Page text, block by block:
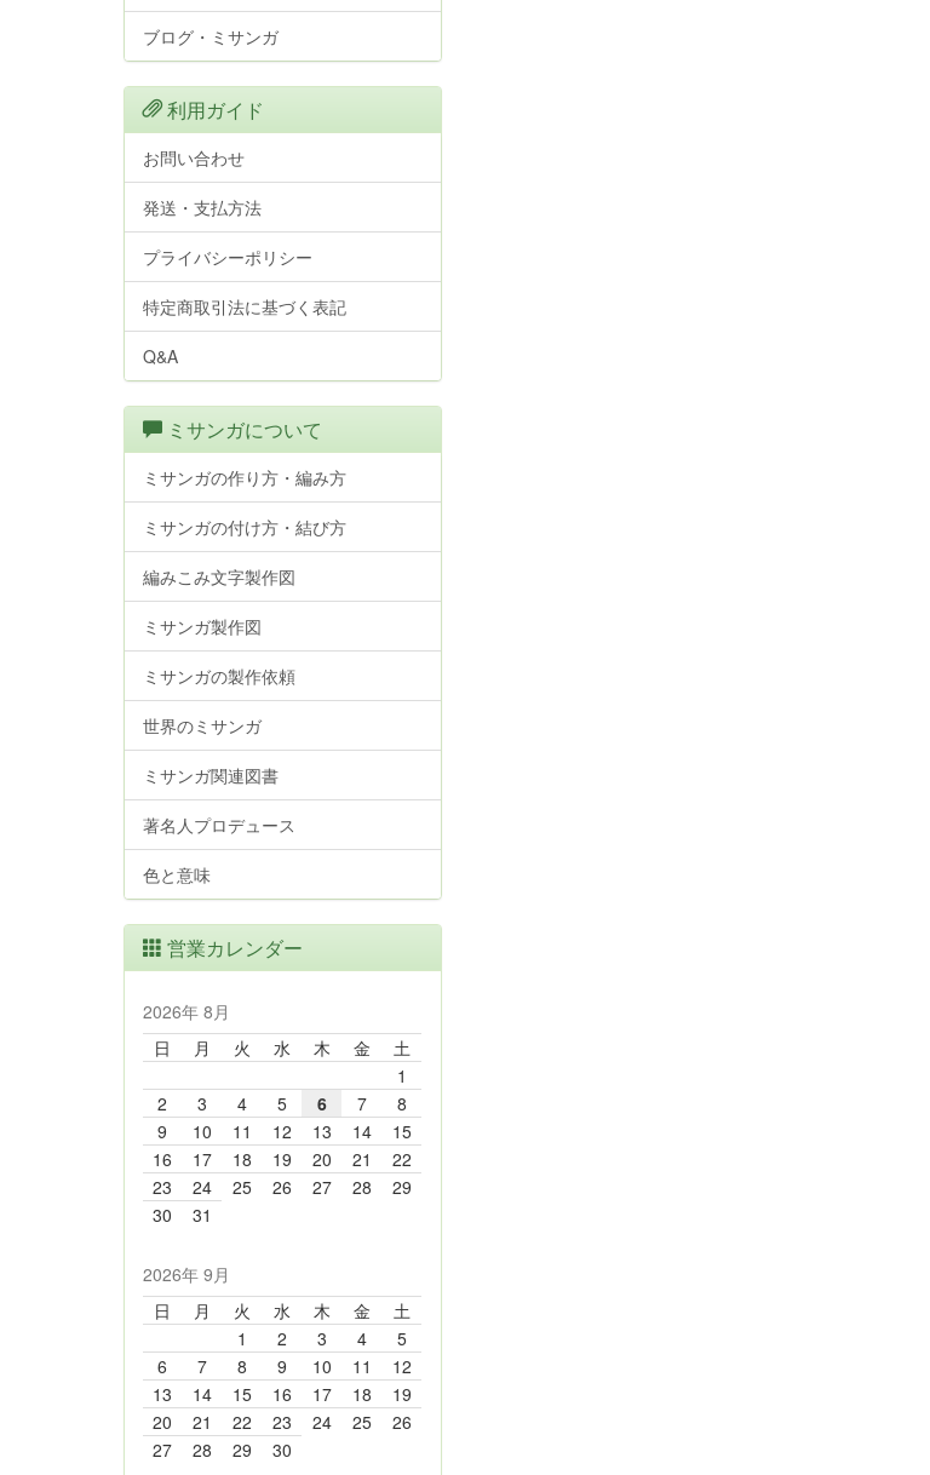
ブログ・ミサンガ
利用ガイド
お問い合わせ
発送・支払方法
プライバシーポリシー
特定商取引法に基づく表記
Q&A
ミサンガについて
ミサンガの作り方・編み方
ミサンガの付け方・結び方
編みこみ文字製作図
ミサンガ製作図
ミサンガの製作依頼
世界のミサンガ
ミサンガ関連図書
著名人プロデュース
色と意味
営業カレンダー
2026年 8月
日
月 火 水 木 金
土
1
2
3 4 5 6 7
8
9
10 11 12 13 14
15
16
17 18 19 20 21
22
23
24 25 26 27 28
29
30
31
2026年 9月
日
月 火 水 木 金
土
1
2 3 4
5
6
7 8 9 10 11
12
13
14 15 16 17 18
19
20
21 22 23 24 25
26
27
28 29 30